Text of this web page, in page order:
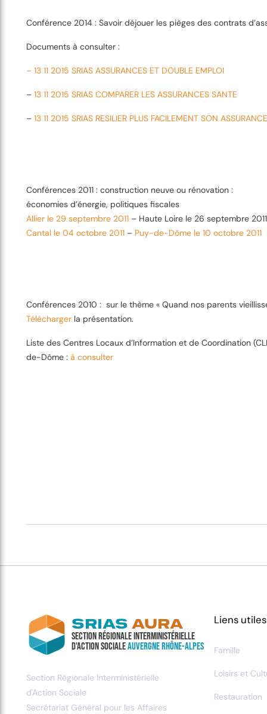
Conférence 2014 : Savoir déjouer les pièges des contrats
Documents à consulter :
– 13 11 2015 SRIAS ASSURANCES ET DOUBLE EMPLOI
– 13 11 2015 SRIAS COMPARER LES ASSURANCES SANTE
– 13 11 2015 SRIAS RESILIER PLUS FACILEMENT SON ASSURANCE
Conférences 2011 : construction neuve ou rénovation :
économies d’énergie, politiques fiscales
Allier le 29 septembre 2011– Haute Loire le 26 septembre 2011
Cantal le 04 octobre 2011– Puy-de-Dôme le 10 octobre 2011
Conférences 2010 : sur le thème « Quand nos parents
Téléchargerla présentation.
Liste des Centres Locaux d’Information et de Coordination
de-Dôme : à consulter
SRIAS AURA
Section Régionale Interministérielle
d'Action SocialeAuvergne Rhône-Alpes
Section Régionale Interministérielle
d'Action Sociale
Secrétariat Général pour les Affaires
Liens utiles
Famille
Loisirs et
Restauration